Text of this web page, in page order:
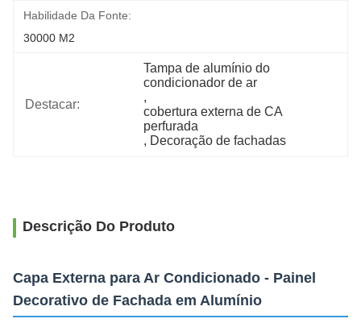
Habilidade Da Fonte:
30000 M2
Destacar:
Tampa de alumínio do
condicionador de ar
,
cobertura externa de CA
perfurada
, Decoração de fachadas
Descrição Do Produto
Capa Externa para Ar Condicionado - Painel
Decorativo de Fachada em Alumínio